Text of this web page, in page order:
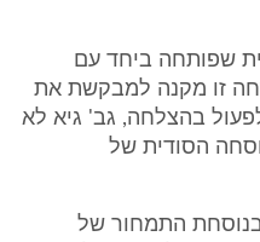
שפותחה ביחד עם
זו מקנה למבקשת את
בהצלחה, גב' גיא לא
הסודית של
התמחור של